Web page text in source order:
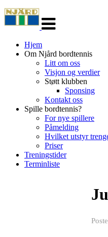
navigasjon
Hjem
Om Njård bordtennis
Litt om oss
Visjon og verdier
Støtt klubben
Sponsing
Kontakt oss
Spille bordtennis?
For nye spillere
Påmelding
Hvilket utstyr
Priser
Treningstider
Terminliste